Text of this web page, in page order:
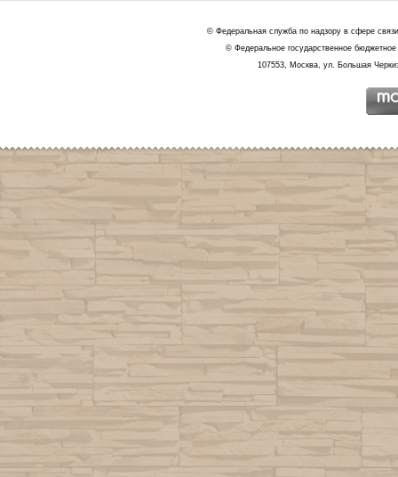
© Федеральная служба по надзору в сфере
© Федеральное государственное
107553, Москва, ул. Большая